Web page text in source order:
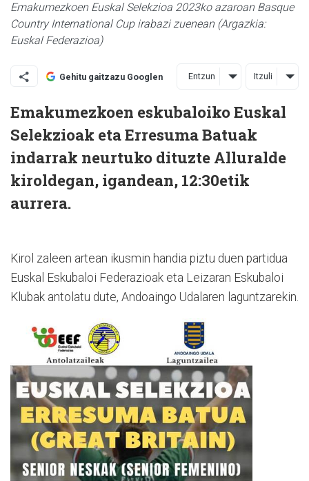
Emakumezkoen Euskal Selekzioa 2023ko azaroan Basque
Country International Cup irabazi zuenean (Argazkia:
Euskal Federazioa)
Gehitu gaitzazu Googlen Entzun Itzuli
Emakumezkoen eskubaloiko Euskal
Selekzioak eta Erresuma Batuak
indarrak neurtuko dituzte Alluralde
kiroldegan, igandean, 12:30etik
aurrera.
Kirol zaleen artean ikusmin handia piztu duen partidua
Euskal Eskubaloi Federazioak eta Leizaran Eskubaloi
Klubak antolatu dute, Andoaingo Udalaren laguntzarekin.